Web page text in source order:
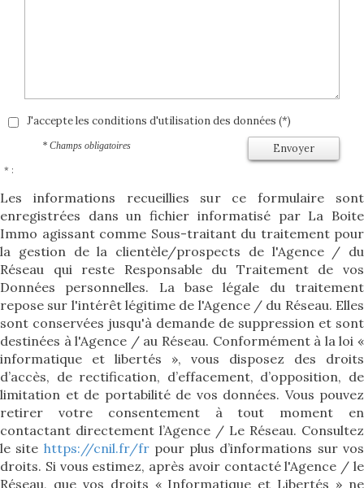
J'accepte les conditions d'utilisation des données (*)
Envoyer
* Champs obligatoires
* :
Les informations recueillies sur ce formulaire sont
enregistrées dans un fichier informatisé par La Boite
Immo agissant comme Sous-traitant du traitement pour
la gestion de la clientèle/prospects de l'Agence / du
Réseau qui reste Responsable du Traitement de vos
Données personnelles. La base légale du traitement
repose sur l'intérêt légitime de l'Agence / du Réseau. Elles
sont conservées jusqu'à demande de suppression et sont
destinées à l'Agence / au Réseau. Conformément à la loi «
informatique et libertés », vous disposez des droits
d’accès, de rectification, d’effacement, d’opposition, de
limitation et de portabilité de vos données. Vous pouvez
retirer votre consentement à tout moment en
contactant directement l’Agence / Le Réseau. Consultez
le site https://cnil.fr/frpour plus d’informations sur vos
droits. Si vous estimez, après avoir contacté l'Agence / le
Réseau, que vos droits « Informatique et Libertés » ne